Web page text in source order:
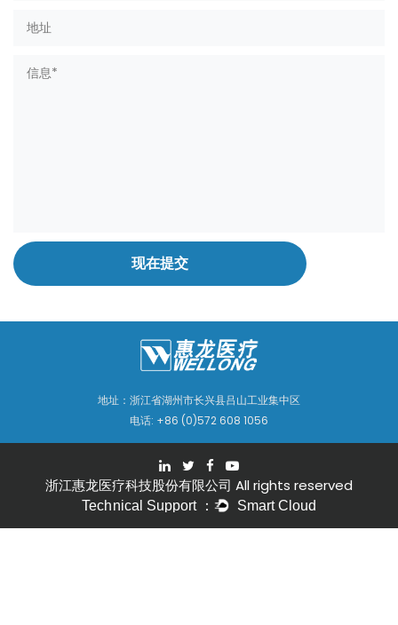
现在提交
地址：浙江省湖州市长兴县吕山工业集中区
电话: +86 (0)572 608 1056
浙江惠龙医疗科技股份有限公司 All rights reserved